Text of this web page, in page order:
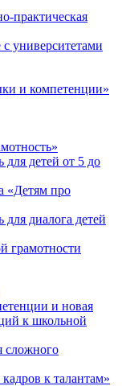
практическая
университетами
и компетенции»
для детей от 5 до
«Детям про
диалога детей
грамотности
и новая
к школьной
сложного
к талантам»